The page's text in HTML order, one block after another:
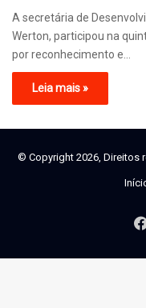
A secretária de
Werton, participou na
por reconhecimento e…
Leia mais »
© Copyright 2026, Direitos